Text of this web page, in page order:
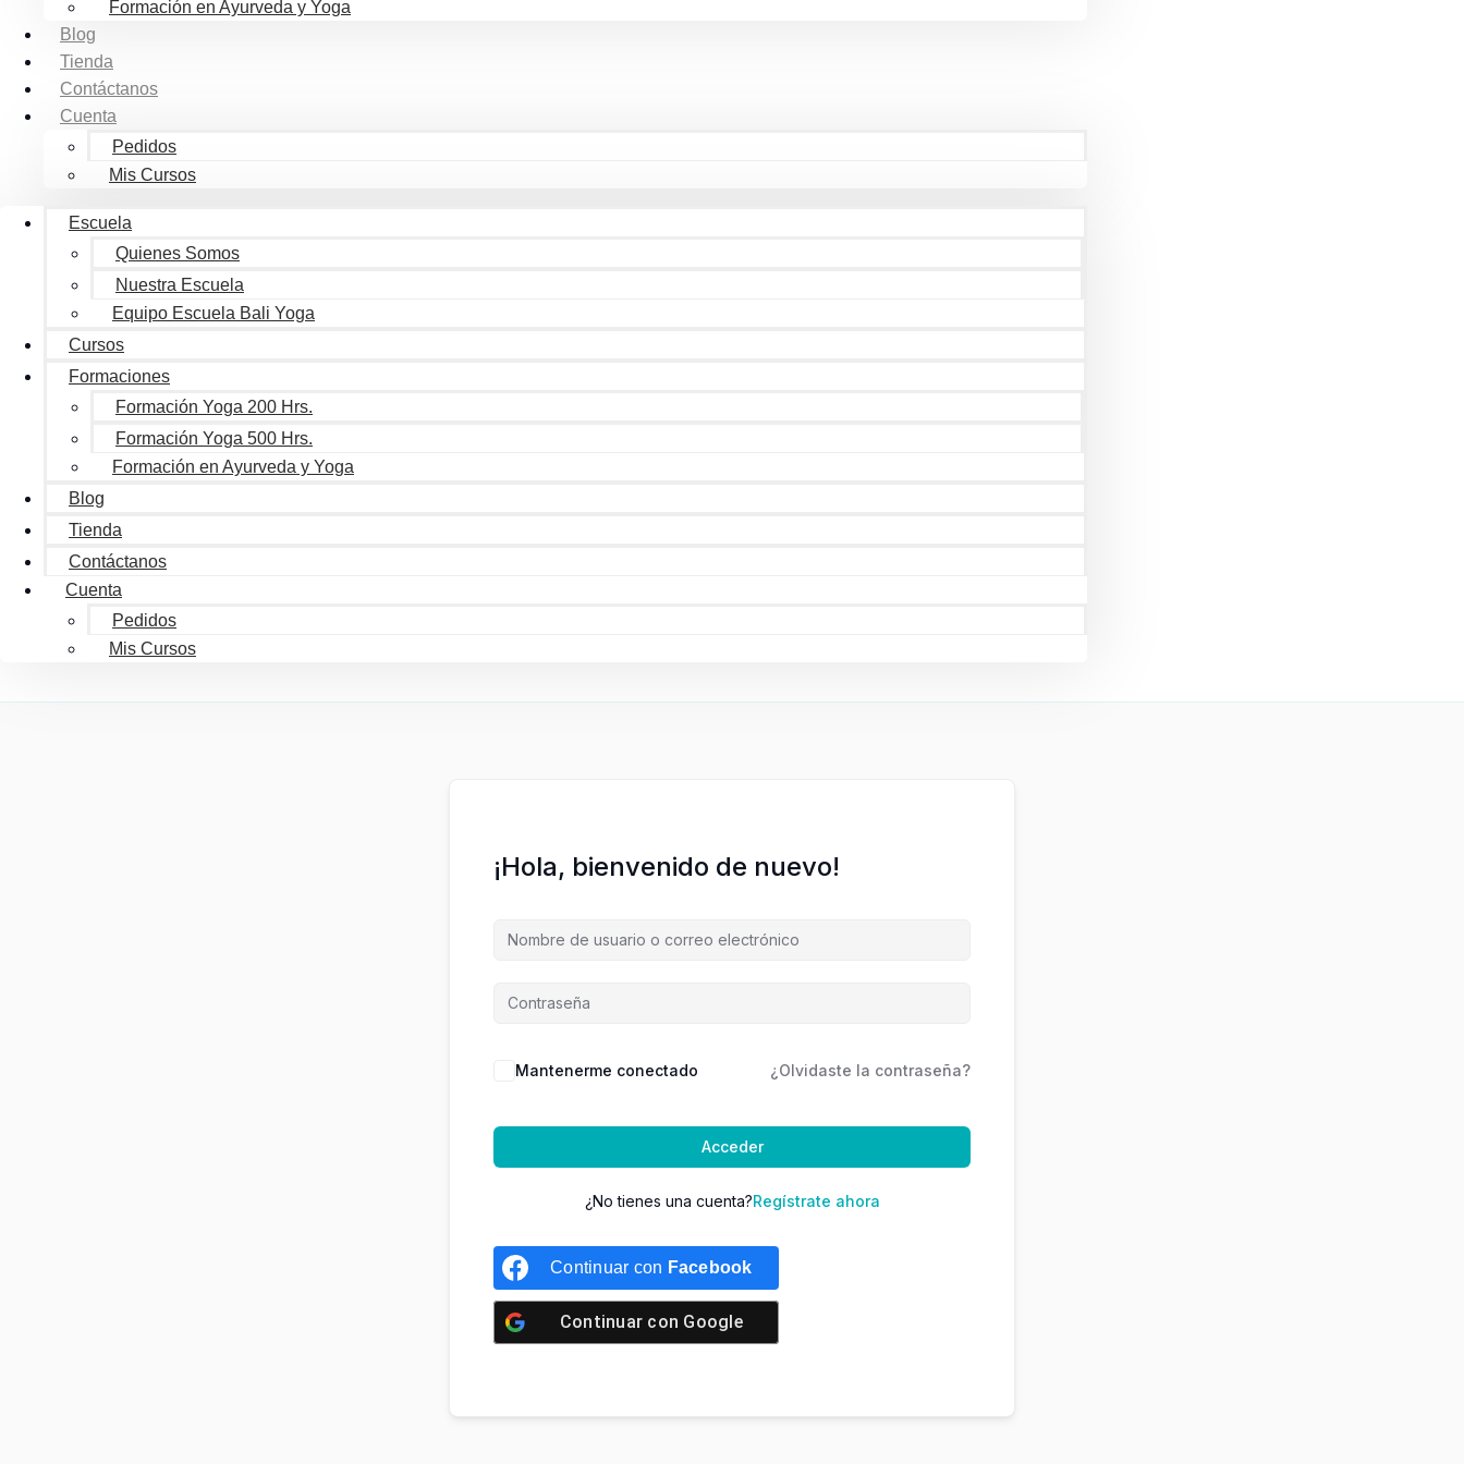
Formación en Ayurveda y Yoga
Blog
Tienda
Contáctanos
Cuenta
Pedidos
Mis Cursos
Escuela
Quienes Somos
Nuestra Escuela
Equipo Escuela Bali Yoga
Cursos
Formaciones
Formación Yoga 200 Hrs.
Formación Yoga 500 Hrs.
Formación en Ayurveda y Yoga
Blog
Tienda
Contáctanos
Cuenta
Pedidos
Mis Cursos
¡Hola, bienvenido de nuevo!
Mantenerme conectado ¿Olvidaste la contraseña?
Acceder
¿No tienes una cuenta?Regístrate ahora
Continuar con Facebook
Continuar con Google